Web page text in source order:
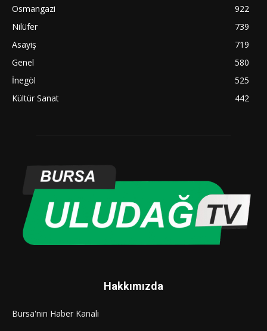
Osmangazi
922
Nilüfer
739
Asayiş
719
Genel
580
İnegöl
525
Kültür Sanat
442
Hakkımızda
Bursa'nın Haber Kanalı